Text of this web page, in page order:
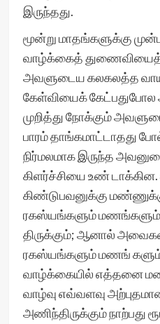
இருந்தது.
மூன்று மாதங்களுக்கு
வாழ்க்கைத்
அவளுடைய கலகலத்த
கேள்வியைக்
முறித்து நோக்கும்
பாரம் தாங்கமாட்டாதது
நிர்மலமாக இருந்த
கிளர்ச்சியை உண்
கிண்டுபவனுக்கு
ரகஸ்யங்களும் மணங்களும்
திருக்கும்; ஆனால்
ரகஸ்யங்களும் மணங் களும்
வாழ்க்கையில் எத்தனை
வாழ்வு எவ்வளவு
அணிந்திருக்கும் நாற்பது